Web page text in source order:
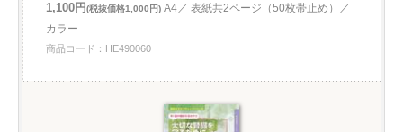
1,100円(税抜価格1,000円) A4／ 表紙共2ページ（50枚帯止め）／
カラー
商品コード：HE490060